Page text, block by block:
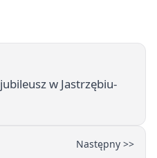
w Jastrzębiu-
Następny >>